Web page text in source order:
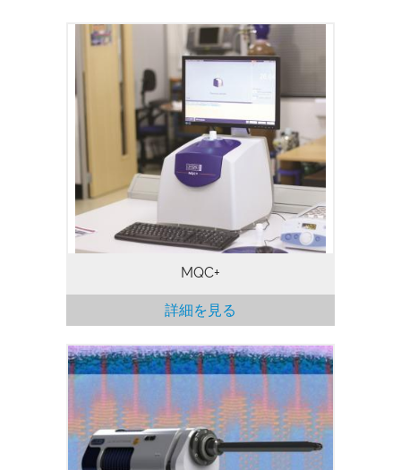
MQC +卓上型NMRアナライザーは、さま
ざまな試料中の油、水、フッ素、固形脂肪
を測定することができ、一般的には、品質
保証と品質管理に使用されています。
MQC +を使用すると数秒から数分で分析で
きるため、大量の試料を迅速かつ効率的に
処理することができます。NMR信号は表
面だけでなく試料のすべての部分から生成
されるため、たとえ試料が不透明であって
も、より正確な測定が保証されます。
NMR測定は決して試料にダメージを与え
ることがありませんので、試料を再測定の
ために保存しておくことや、他の方法で分
析することが可能となります。
MQC+
詳細を見る
ウインドウレス型EDS検出器 SEM 用 EDS
における究極の空間分解能と低加速電圧で
の性能。Extreme のエレクトロニクスと
最適化された構成およびセンサ設計のウィ